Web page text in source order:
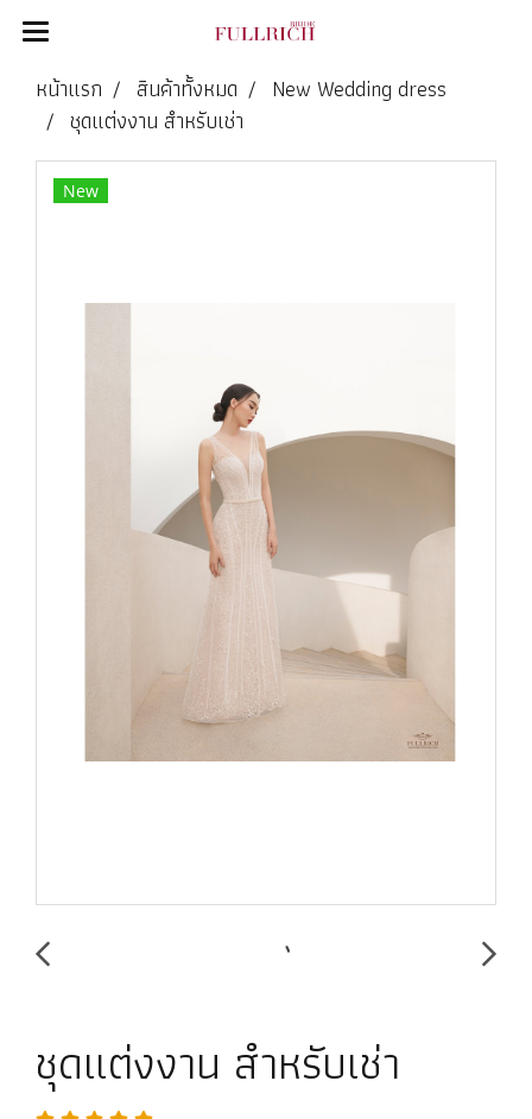
หน้าแรก สินค้าทั้งหมด
New Wedding dress
ชุดแต่งงาน สำหรับเช่า
New
ชุดแต่งงาน สำหรับเช่า